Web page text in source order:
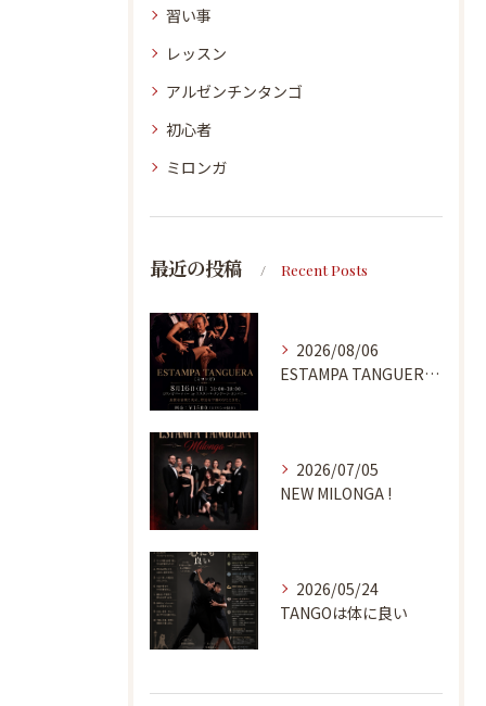
習い事
レッスン
アルゼンチンタンゴ
初心者
ミロンガ
最近の投稿 Recent Posts
2026/08/06
ESTAMPA TANGUERA MILONGA
2026/07/05
NEW MILONGA !
2026/05/24
TANGOは体に良い